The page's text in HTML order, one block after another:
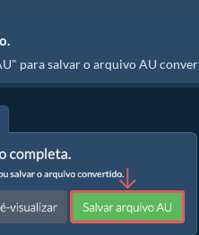
para salvar o arquivo AU